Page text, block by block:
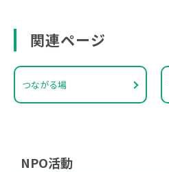
関連ページ
つながる場
NPO活動